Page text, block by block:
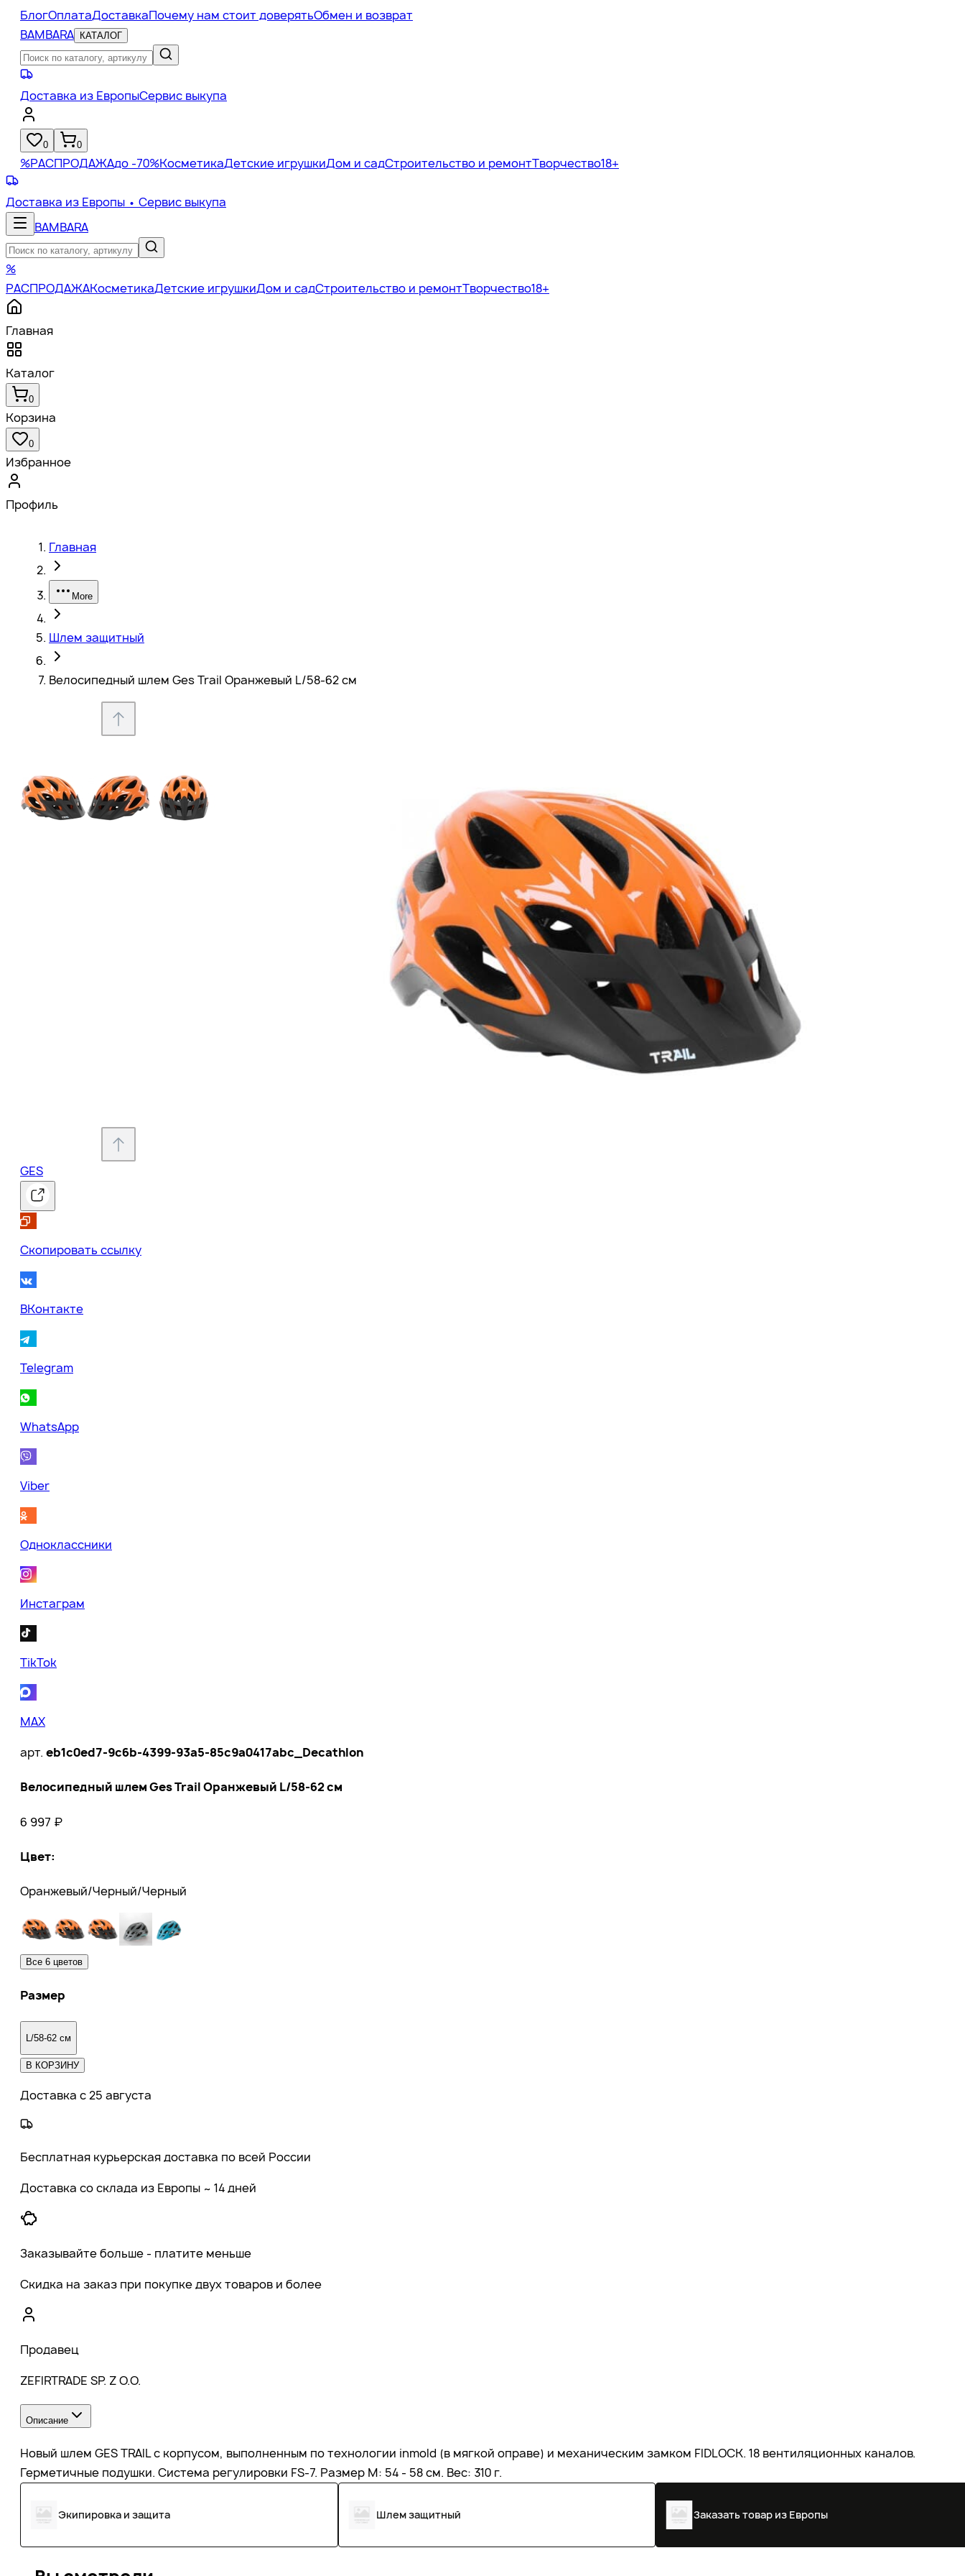
БлогОплатаДоставкаПочему нам стоит доверятьОбмен и возврат
BAMBARA
КАТАЛОГ
Доставка из ЕвропыСервис выкупа
0 0
%РАСПРОДАЖАдо -70%КосметикаДетские игрушкиДом и садСтроительство и ремонтТворчество18+
Доставка из Европы • Сервис выкупа
BAMBARA
%
РАСПРОДАЖАКосметикаДетские игрушкиДом и садСтроительство и ремонтТворчество18+
Главная
Каталог
0
Корзина
0
Избранное
Профиль
Главная
More
Шлем защитный
Велосипедный шлем Ges Trail Оранжевый L/58-62 см
GES
Скопировать ссылку
ВКонтакте
Telegram
WhatsApp
Viber
Одноклассники
Инстаграм
TikTok
MAX
арт. eb1c0ed7-9c6b-4399-93a5-85c9a0417abc_Decathlon
Велосипедный шлем Ges Trail Оранжевый L/58-62 см
6 997 ₽
Цвет:
Оранжевый/Черный/Черный
Все 6 цветов
Размер
L/58-62 см
В КОРЗИНУ
Доставка с 25 августа
Бесплатная курьерская доставка по всей России
Доставка со склада из Европы ~ 14 дней
Заказывайте больше - платите меньше
Скидка на заказ при покупке двух товаров и более
Продавец
ZEFIRTRADE SP. Z O.O.
Описание
Новый шлем GES TRAIL с корпусом, выполненным по технологии inmold (в мягкой оправе) и механическим замком FIDLOCK. 18 вентиляционных каналов.
Герметичные подушки. Система регулировки FS-7. Размер M: 54 - 58 см. Вес: 310 г.
Экипировка и защита Шлем защитный Заказать товар из Европы